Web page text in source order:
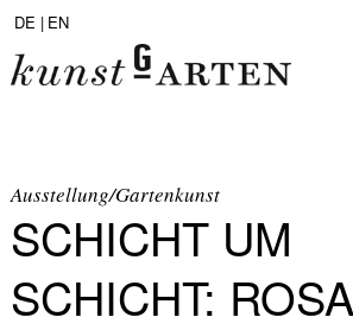
DE | EN
ABOUT
SAMMLUNG
Ausstellung/Gartenkunst
SCHICHT UM
SCHICHT: